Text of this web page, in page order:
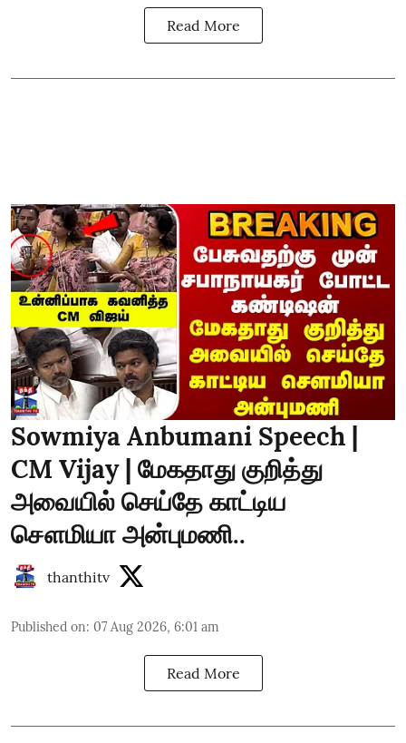
Read More
Sowmiya Anbumani Speech |
CM Vijay | மேகதாது குறித்து
அவையில் செய்தே காட்டிய
சௌமியா அன்புமணி..
thanthitv
Published on: 07 Aug 2026, 6:01 am
Read More